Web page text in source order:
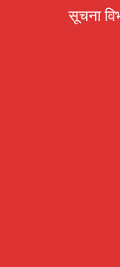
सूचना